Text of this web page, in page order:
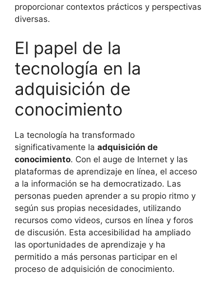
proporcionar contextos prácticos y perspectivas
diversas.
El papel de la
tecnología en la
adquisición de
conocimiento
La tecnología ha transformado
significativamente la adquisición de
conocimiento. Con el auge de Internet y las
plataformas de aprendizaje en línea, el acceso
a la información se ha democratizado. Las
personas pueden aprender a su propio ritmo y
según sus propias necesidades, utilizando
recursos como videos, cursos en línea y foros
de discusión. Esta accesibilidad ha ampliado
las oportunidades de aprendizaje y ha
permitido a más personas participar en el
proceso de adquisición de conocimiento.